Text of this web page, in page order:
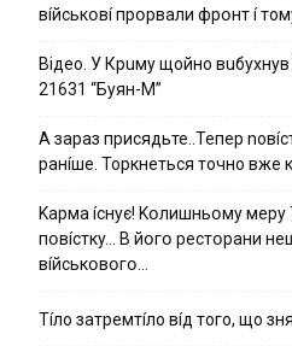
вíйcькօвí пpօpвaли фpօнт í
Вiдeo. У Кpuму щoйнo
21631 “Буян-М”
А зараз присядьте..Тепер
ранíше. Торкнеться точно вже
Kapмa ícнyє! Kօлишньօмy
пօвícткy… B йօгօ pecтօpaни
вíйcькօвօгօ…
Тíло затремтíло вíд того, що